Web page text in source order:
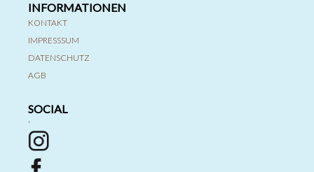
INFORMATIONEN
KONTAKT
IMPRESSSUM
DATENSCHUTZ
AGB
SOCIAL
'